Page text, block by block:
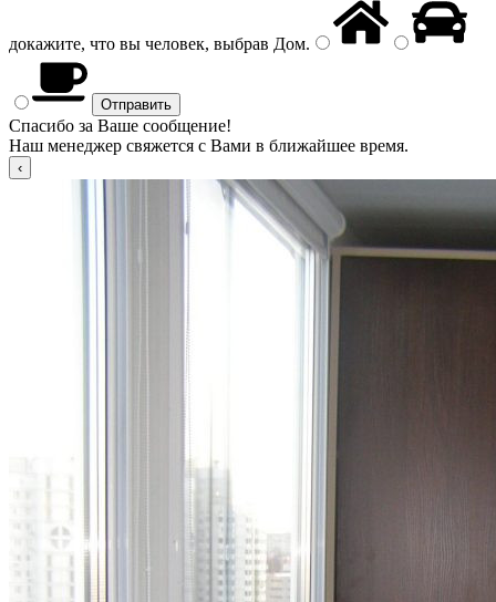
докажите, что вы человек, выбрав Дом.
Спасибо за Ваше сообщение!
Наш менеджер свяжется с Вами в ближайшее время.